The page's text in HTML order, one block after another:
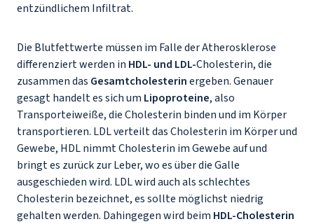
entzündlichem Infiltrat.
Die Blutfettwerte müssen im Falle der Atherosklerose
differenziert werden in HDL- und LDL-Cholesterin, die
zusammen das Gesamtcholesterinergeben. Genauer
gesagt handelt es sich um Lipoproteine, also
Transporteiweiße, die Cholesterin binden und im Körper
transportieren. LDL verteilt das Cholesterin im Körper und
Gewebe, HDL nimmt Cholesterin im Gewebe auf und
bringt es zurück zur Leber, wo es über die Galle
ausgeschieden wird. LDL wird auch als schlechtes
Cholesterin bezeichnet, es sollte möglichst niedrig
gehalten werden. Dahingegen wird beim HDL-Cholesterin